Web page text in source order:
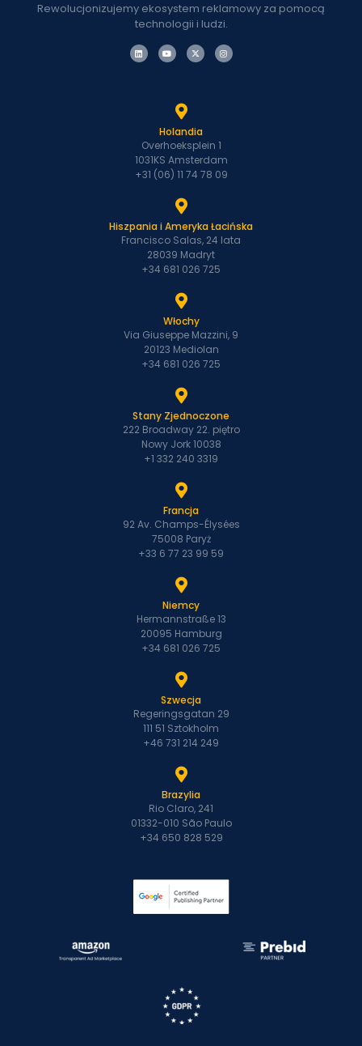
Rewolucjonizujemy ekosystem reklamowy za pomocą
technologii i ludzi.
Holandia
Overhoeksplein 1
1031KS Amsterdam
+31 (06) 11 74 78 09
Hiszpania i Ameryka Łacińska
Francisco Salas, 24 lata
28039 Madryt
+34 681 026 725
Włochy
Via Giuseppe Mazzini, 9
20123 Mediolan
+34 681 026 725
Stany Zjednoczone
222 Broadway 22. piętro
Nowy Jork 10038
+1 332 240 3319
Francja
92 Av. Champs-Élysées
75008 Paryż
+33 6 77 23 99 59
Niemcy
Hermannstraße 13
20095 Hamburg
+34 681 026 725
Szwecja
Regeringsgatan 29
111 51 Sztokholm
+46 731 214 249
Brazylia
Rio Claro, 241
01332-010 São Paulo
+34 650 828 529